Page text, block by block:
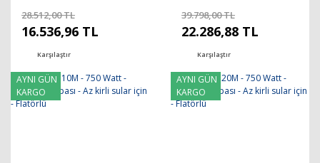
28.512,00 TL
16.536,96 TL
Karşılaştır
39.798,00 TL
22.286,88 TL
Karşılaştır
AYNI GÜN
KARGO
AYNI GÜN
KARGO